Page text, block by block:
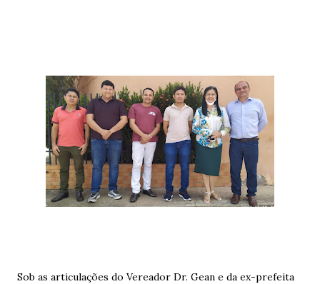
Sob as articulações do Vereador Dr. Gean e da ex-prefeita